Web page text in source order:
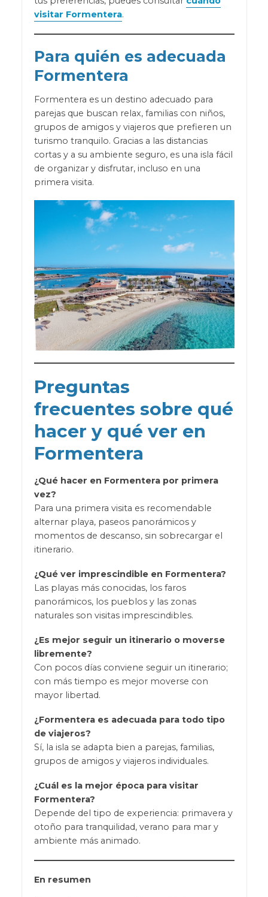
visitar Formentera.
Para quién es adecuada
Formentera
Formentera es un destino adecuado para
parejas que buscan relax, familias con niños,
grupos de amigos y viajeros que prefieren un
turismo tranquilo. Gracias a las distancias
cortas y a su ambiente seguro, es una isla fácil
de organizar y disfrutar, incluso en una
primera visita.
Preguntas
frecuentes sobre qué
hacer y qué ver en
Formentera
¿Qué hacer en Formentera por primera
vez?
Para una primera visita es recomendable
alternar playa, paseos panorámicos y
momentos de descanso, sin sobrecargar el
itinerario.
¿Qué ver imprescindible en Formentera?
Las playas más conocidas, los faros
panorámicos, los pueblos y las zonas
naturales son visitas imprescindibles.
¿Es mejor seguir un itinerario o moverse
libremente?
Con pocos días conviene seguir un itinerario;
con más tiempo es mejor moverse con
mayor libertad.
¿Formentera es adecuada para todo tipo
de viajeros?
Sí, la isla se adapta bien a parejas, familias,
grupos de amigos y viajeros individuales.
¿Cuál es la mejor época para visitar
Formentera?
Depende del tipo de experiencia: primavera y
otoño para tranquilidad, verano para mar y
ambiente más animado.
En resumen